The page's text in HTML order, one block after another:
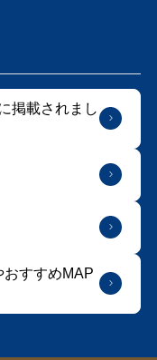
掲載されまし
すすめMAP